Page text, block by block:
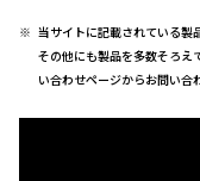
当サイトに記載されている製
その他にも製品を多数そろえ
い合わせページからお問い合